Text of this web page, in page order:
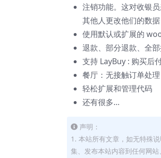
注销功能。这对收银
其他人更改他们的数据
使用默认或扩展的
退款、部分退款、全
支持 LayBuy : 购买后
餐厅：无接触订单处理
轻松扩展和管理代码
还有很多…
声明：
1. 本站所有文章，如无特殊
集、发布本站内容到任何网